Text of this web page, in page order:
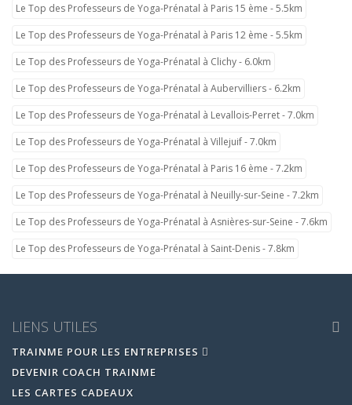
Le Top des Professeurs de Yoga-Prénatal à Paris 15 ème - 5.5km
Le Top des Professeurs de Yoga-Prénatal à Paris 12 ème - 5.5km
Le Top des Professeurs de Yoga-Prénatal à Clichy - 6.0km
Le Top des Professeurs de Yoga-Prénatal à Aubervilliers - 6.2km
Le Top des Professeurs de Yoga-Prénatal à Levallois-Perret - 7.0km
Le Top des Professeurs de Yoga-Prénatal à Villejuif - 7.0km
Le Top des Professeurs de Yoga-Prénatal à Paris 16 ème - 7.2km
Le Top des Professeurs de Yoga-Prénatal à Neuilly-sur-Seine - 7.2km
Le Top des Professeurs de Yoga-Prénatal à Asnières-sur-Seine - 7.6km
Le Top des Professeurs de Yoga-Prénatal à Saint-Denis - 7.8km
LIENS UTILES
TRAINME POUR LES ENTREPRISES
DEVENIR COACH TRAINME
LES CARTES CADEAUX